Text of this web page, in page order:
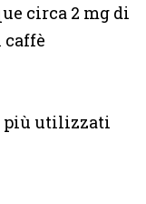
circa 2 mg di
caffè
più utilizzati